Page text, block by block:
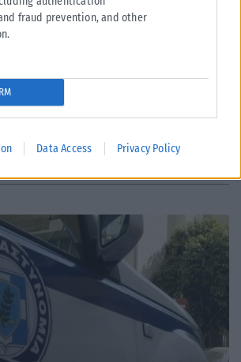
fraud prevention, and other
Data Access Privacy Policy
ενέργεια του χώρου σας.